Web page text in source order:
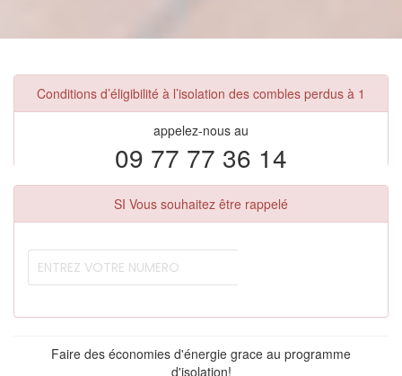
Conditions d’éligibilité à l’isolation des combles perdus à 1
appelez-nous au
09 77 77 36 14
SI Vous souhaitez être rappelé
Faire des économies d'énergie grace au programme
d'isolation!